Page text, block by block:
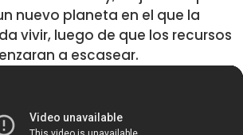
nuevo planeta en el que la
vivir, luego de que los recursos
a escasear.